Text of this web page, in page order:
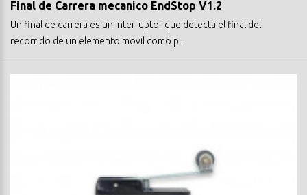
Final de Carrera mecanico EndStop V1.2
Un final de carrera es un interruptor que detecta el final del
recorrido de un elemento movil como p..